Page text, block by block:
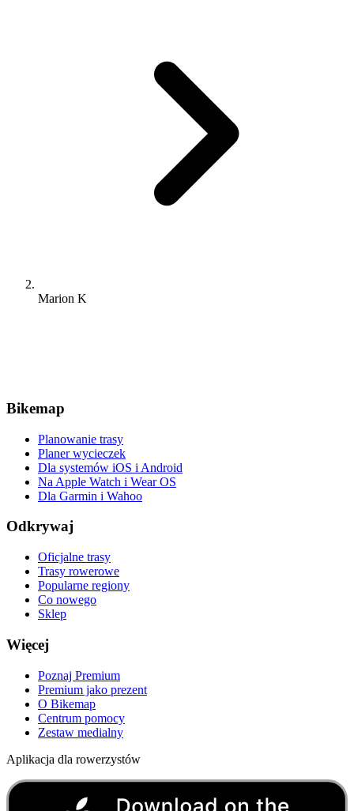
Marion K
Bikemap
Planowanie trasy
Planer wycieczek
Dla systemów iOS i Android
Na Apple Watch i Wear OS
Dla Garmin i Wahoo
Odkrywaj
Oficjalne trasy
Trasy rowerowe
Popularne regiony
Co nowego
Sklep
Więcej
Poznaj Premium
Premium jako prezent
O Bikemap
Centrum pomocy
Zestaw medialny
Aplikacja dla rowerzystów